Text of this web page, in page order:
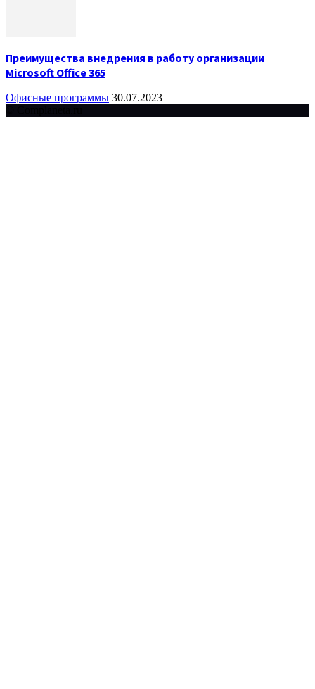
Преимущества внедрения в работу организации
Microsoft Office 365
Офисные программы 30.07.2023